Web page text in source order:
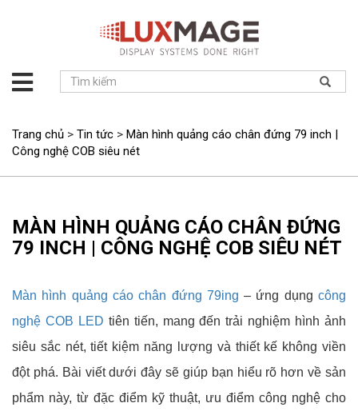
Giới
Giải
pháp
án
Tin
Hỗ
trợ
Liên
hệ
Trang chủ > Tin tức > Màn hình quảng cáo chân đứng 79 inch |
Công nghệ COB siêu nét
MÀN HÌNH QUẢNG CÁO CHÂN ĐỨNG
79 INCH | CÔNG NGHỆ COB SIÊU NÉT
Màn hình quảng cáo chân đứng 79ing – ứng dụngcông
nghệ COB LED tiên tiến, mang đến trải nghiệm hình ảnh
siêu sắc nét, tiết kiệm năng lượng và thiết kế không viền
đột phá. Bài viết dưới đây sẽ giúp bạn hiểu rõ hơn về sản
phẩm này, từ đặc điểm kỹ thuật, ưu điểm công nghệ cho